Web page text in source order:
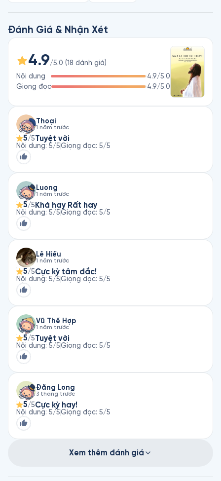
Ngợi Ca Tình Yêu Thương là một tuyển tập những bài nói
chuyện ngắn hàng tuần của thầy Gurudev Sri Sri Ravi Shankar.
Những bài giảng trong cuốn sách này không chỉ dẫn lối cho ta
trong cuộc sống mà còn nuôi dưỡng lòng nhân ái, hướng ta
trở về với bản chất tự nhiên của mình là tình yêu thương, để
rồi cùng ngợi ca và lan tỏa yêu thương đó. Nhiều chủ đề dù
phức tạp hay trừu tượng đều được thầy diễn giải bằng ngôn
từ mộc mạc, qua những ví dụ gần gũi và thân thuộc trong
cuộc sống hằng ngày.
Trong sách nói này, bạn sẽ tìm thấy chỉ dẫn về cách đối mặt
với bạo lực, sợ hãi và cơn giận, cũng như lời dạy về cách
chuyển hóa những cảm xúc tiêu cực này thành các mối quan
hệ và tinh thần lành mạnh. Quan điểm của thầy về sự buông
bỏ, phụng sự, tâm linh và Thượng đế là độc đáo và đầy sức
mạnh. Thực chất, những lời chỉ dạy này là để hướng bạn đến
với tự do. Đây sẽ là sách nói dành cho những ai đang muốn
tìm kiếm sự tự do thông qua tình yêu thương.
Đánh Giá & Nhận Xét
4.9/5.0 (18 đánh giá)
Nội dung
4.9/5.0
Giọng đọc
4.9/5.0
Thoại
1 năm trước
5/5Tuyệt vời
Nội dung: 5/5Giọng đọc: 5/5
Luong
1 năm trước
5/5 Khá hay Rất hay
Nội dung: 5/5Giọng đọc: 5/5
Lê Hiếu
1 năm trước
5/5Cực kỳ tâm đắc!
Nội dung: 5/5Giọng đọc: 5/5
Vũ Thế Hợp
1 năm trước
5/5Tuyệt vời
Nội dung: 5/5Giọng đọc: 5/5
Đăng Long
3 tháng trước
5/5Cực kỳ hay!
Nội dung: 5/5Giọng đọc: 5/5
Xem thêm đánh giá